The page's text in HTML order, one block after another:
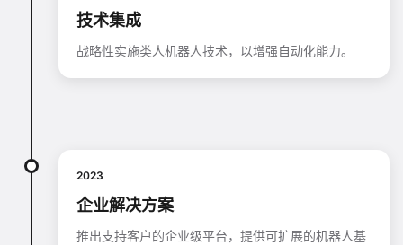
技术集成
战略性实施类人机器人技术，以增强自动化能力。
2023
企业解决方案
推出支持客户的企业级平台，提供可扩展的机器人基